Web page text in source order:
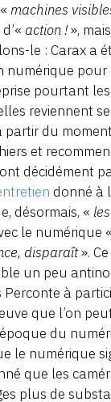
machines
action !»,
le : Carax a
numérique pour
pourtant
reviennent
partir du
et
décidément
donné à
désormais, «
le numérique «
disparaît».
un peu
Perconte à
que l’on
du
le numérique
que les
plus de